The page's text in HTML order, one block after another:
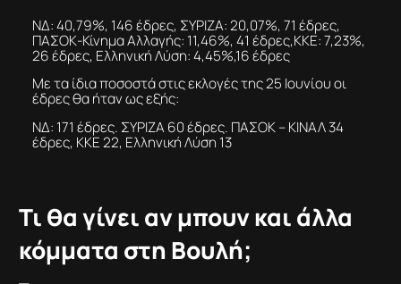
ΝΔ: 40,79%, 146 έδρες, ΣΥΡΙΖΑ: 20,07%, 71 έδρες,
ΠΑΣΟΚ-Κίνημα Αλλαγής: 11,46%, 41 έδρες,ΚΚΕ: 7,23%,
26 έδρες, Ελληνική Λύση: 4,45%,16 έδρες
Με τα ίδια ποσοστά στις εκλογές της 25 Ιουνίου οι
έδρες θα ήταν ως εξής:
ΝΔ: 171 έδρες. ΣΥΡΙΖΑ 60 έδρες. ΠΑΣΟΚ – ΚΙΝΑΛ 34
έδρες, ΚΚΕ 22, Ελληνική Λύση 13
Τι θα γίνει αν μπουν και άλλα
κόμματα στη Βουλή;